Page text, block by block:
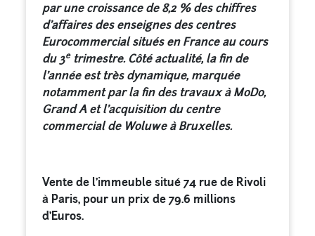
par une croissance de 8,2 % des chiffres
d’affaires des enseignes des centres
Eurocommercial situés en France au cours
du 3etrimestre. Côté actualité, la fin de
l’année est très dynamique, marquée
notamment par la fin des travaux à MoDo,
Grand A et l’acquisition du centre
commercial de Woluwe à Bruxelles.
Vente de l’immeuble situé 74 rue de Rivoli
à Paris, pour un prix de 79.6 millions
d’Euros.